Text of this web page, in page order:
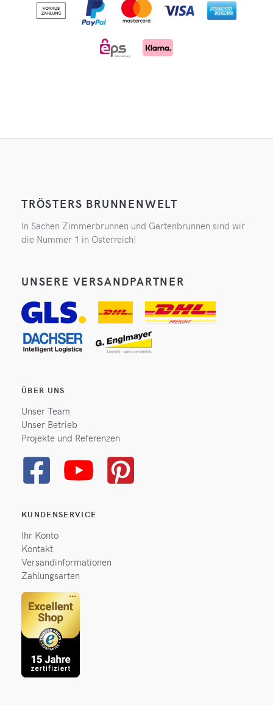
TRÖSTERS BRUNNENWELT
In Sachen Zimmerbrunnen und Gartenbrunnen sind wir
die Nummer 1 in Österreich!
UNSERE VERSANDPARTNER
ÜBER UNS
Unser Team
Unser Betrieb
Projekte und Referenzen
KUNDENSERVICE
Ihr Konto
Kontakt
Versandinformationen
Zahlungsarten